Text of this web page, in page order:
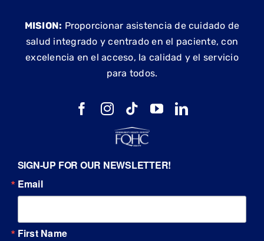
MISION: Proporcionar asistencia de cuidado de
salud integrado y centrado en el paciente, con
excelencia en el acceso, la calidad y el servicio
para todos.
SIGN-UP FOR OUR NEWSLETTER!
Email
First Name